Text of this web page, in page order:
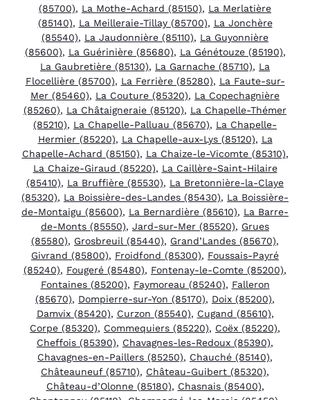
(85700), La Mothe-Achard (85150), La Merlatière
(85140), La Meilleraie-Tillay (85700), La Jonchère
(85540), La Jaudonnière (85110), La Guyonnière
(85600), La Guérinière (85680), La Génétouze (85190),
La Gaubretière (85130), La Garnache (85710), La
Flocellière (85700), La Ferrière (85280), La Faute-sur-
Mer (85460), La Couture (85320), La Copechagnière
(85260), La Châtaigneraie (85120), La Chapelle-Thémer
(85210), La Chapelle-Palluau (85670), La Chapelle-
Hermier (85220), La Chapelle-aux-Lys (85120), La
Chapelle-Achard (85150), La Chaize-le-Vicomte (85310),
La Chaize-Giraud (85220), La Caillère-Saint-Hilaire
(85410), La Bruffière (85530), La Bretonnière-la-Claye
(85320), La Boissière-des-Landes (85430), La Boissière-
de-Montaigu (85600), La Bernardière (85610), La Barre-
de-Monts (85550), Jard-sur-Mer (85520), Grues
(85580), Grosbreuil (85440), Grand’Landes (85670),
Givrand (85800), Froidfond (85300), Foussais-Payré
(85240), Fougeré (85480), Fontenay-le-Comte (85200),
Fontaines (85200), Faymoreau (85240), Falleron
(85670), Dompierre-sur-Yon (85170), Doix (85200),
Damvix (85420), Curzon (85540), Cugand (85610),
Corpe (85320), Commequiers (85220), Coëx (85220),
Cheffois (85390), Chavagnes-les-Redoux (85390),
Chavagnes-en-Paillers (85250), Chauché (85140),
Châteauneuf (85710), Château-Guibert (85320),
Château-d’Olonne (85180), Chasnais (85400),